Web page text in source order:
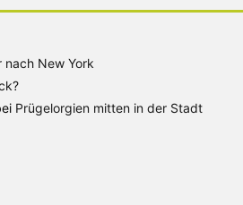
New York
Prügelorgien mitten in der Stadt